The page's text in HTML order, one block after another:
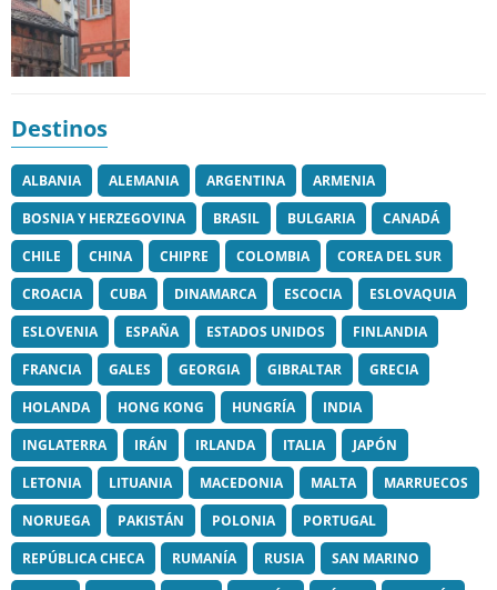
Destinos
ALBANIA ALEMANIA ARGENTINA
ARMENIA
BOSNIA Y HERZEGOVINA
BRASIL BULGARIA
CANADÁ
CHILE
CHINA CHIPRE COLOMBIA
COREA DEL SUR
CROACIA
CUBA DINAMARCA ESCOCIA
ESLOVAQUIA
ESLOVENIA
ESPAÑA ESTADOS UNIDOS
FINLANDIA
FRANCIA
GALES GEORGIA GIBRALTAR
GRECIA
HOLANDA
HONG KONG HUNGRÍA
INDIA
INGLATERRA
IRÁN IRLANDA ITALIA
JAPÓN
LETONIA
LITUANIA MACEDONIA MALTA
MARRUECOS
NORUEGA
PAKISTÁN POLONIA
PORTUGAL
REPÚBLICA CHECA
RUMANÍA RUSIA
SAN MARINO